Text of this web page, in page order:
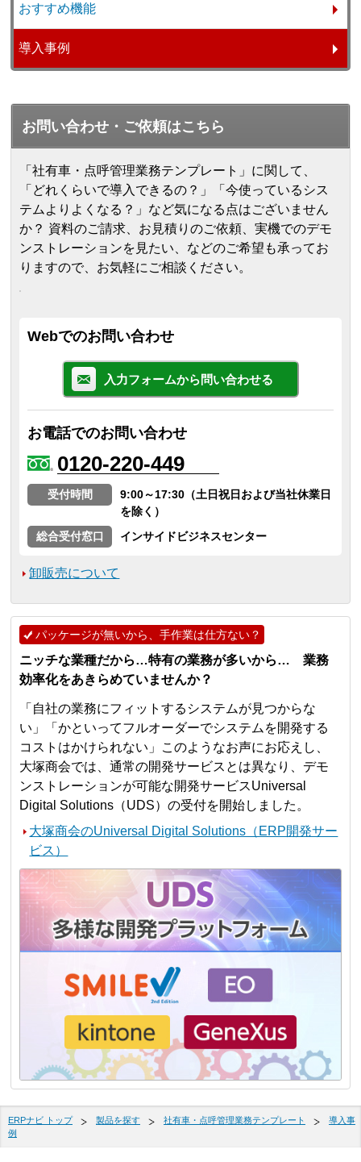
おすすめ機能
導入事例
お問い合わせ・ご依頼はこちら
「社有車・点呼管理業務テンプレート」に関して、
「どれくらいで導入できるの？」「今使っているシス
テムよりよくなる？」など気になる点はございません
か？ 資料のご請求、お見積りのご依頼、実機でのデモ
ンストレーションを見たい、などのご希望も承ってお
りますので、お気軽にご相談ください。
Webでのお問い合わせ
入力フォームから問い合わせる
お電話でのお問い合わせ
0120-220-449
受付時間
9:00～17:30（土日祝日および当社休業日
を除く）
総合受付窓口
インサイドビジネスセンター
卸販売について
パッケージが無いから、手作業は仕方ない？
ニッチな業種だから…特有の業務が多いから… 業務
効率化をあきらめていませんか？
「自社の業務にフィットするシステムが見つからな
い」「かといってフルオーダーでシステムを開発する
コストはかけられない」このようなお声にお応えし、
大塚商会では、通常の開発サービスとは異なり、デモ
ンストレーションが可能な開発サービスUniversal
Digital Solutions（UDS）の受付を開始しました。
大塚商会のUniversal Digital Solutions（ERP開発サー
ビス）
ERPナビ トップ 製品を探す 社有車・点呼管理業務テンプレート
導入事
例